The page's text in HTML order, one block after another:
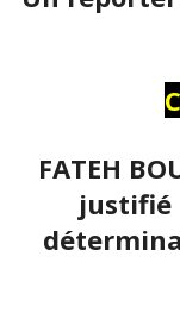
FATEH
justifié